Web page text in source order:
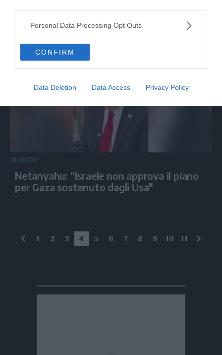
Personal Data Processing Opt Outs
CONFIRM
Data Deletion Data Access Privacy Policy
Ortles: spettacolare recupero in parete
con l'elicottero
MONDO
Netanyahu: "Israele non approva il piano
per Gaza sostenuto dagli Usa"
precedente
1 2 3 4 5 6 7 8 9 10 11